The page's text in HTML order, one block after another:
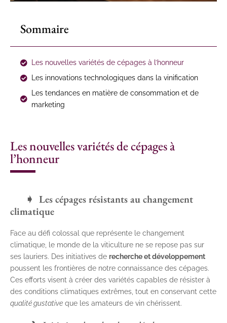
Sommaire
Les nouvelles variétés de cépages à l’honneur
Les innovations technologiques dans la vinification
Les tendances en matière de consommation et de
marketing
Les nouvelles variétés de cépages à
l’honneur
Les cépages résistants au changement
climatique
Face au défi colossal que représente le changement
climatique, le monde de la viticulture ne se repose pas sur
ses lauriers. Des initiatives de recherche et développement
poussent les frontières de notre connaissance des cépages.
Ces efforts visent à créer des variétés capables de résister à
des conditions climatiques extrêmes, tout en conservant cette
qualité gustative que les amateurs de vin chérissent.